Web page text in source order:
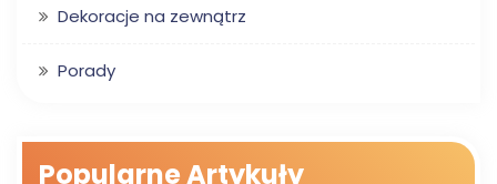
Dekoracje na zewnątrz
Porady
Popularne Artykuły